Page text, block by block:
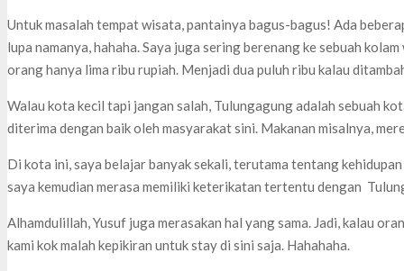
Untuk masalah tempat wisata, pantainya bagus-bagus! Ada
lupa namanya, hahaha. Saya juga sering berenang ke sebuah
orang hanya lima ribu rupiah. Menjadi dua puluh ribu kalau
Walau kota kecil tapi jangan salah, Tulungagung adalah sebuah
diterima dengan baik oleh masyarakat sini. Makanan misalnya,
Di kota ini, saya belajar banyak sekali, terutama tentang
saya kemudian merasa memiliki keterikatan tertentu dengan
Alhamdulillah, Yusuf juga merasakan hal yang sama. Jadi, kalau
kami kok malah kepikiran untuk stay di sini saja. Hahahaha.